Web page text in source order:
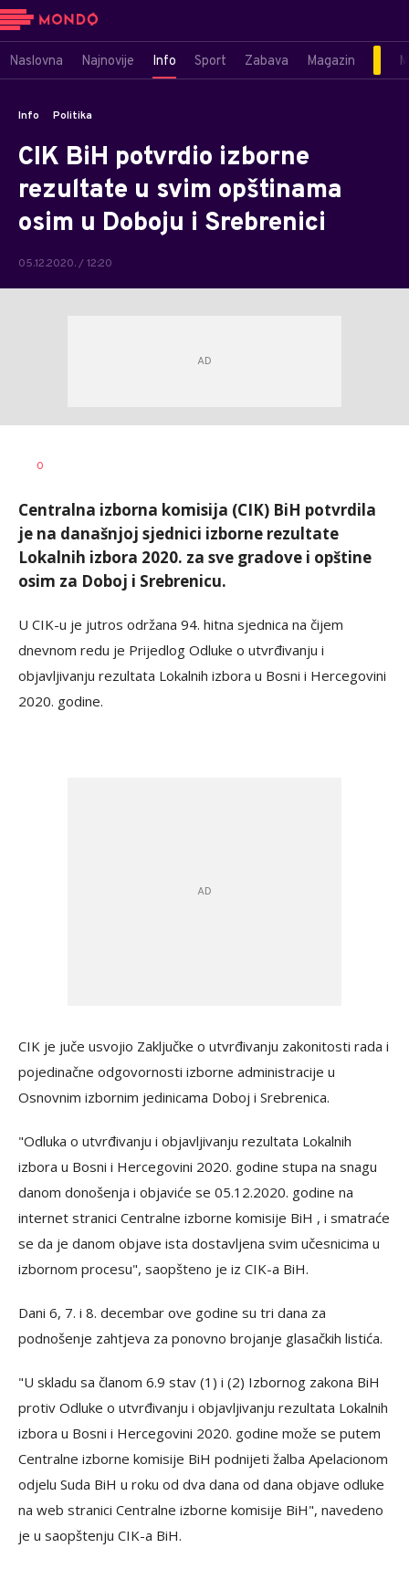
Naslovna Najnovije Info Sport Zabava Magazin
Info Politika
CIK BiH potvrdio izborne
rezultate u svim opštinama
osim u Doboju i Srebrenici
05.12.2020. / 12:20
AUTOR
0
Centralna izborna komisija (CIK) BiH potvrdila
je na današnjoj sjednici izborne rezultate
Lokalnih izbora 2020. za sve gradove i opštine
osim za Doboj i Srebrenicu.
U CIK-u je jutros održana 94. hitna sjednica na čijem
dnevnom redu je Prijedlog Odluke o utvrđivanju i
objavljivanju rezultata Lokalnih izbora u Bosni i Hercegovini
2020. godine.
CIK je juče usvojio Zaključke o utvrđivanju zakonitosti rada i
pojedinačne odgovornosti izborne administracije u
Osnovnim izbornim jedinicama Doboj i Srebrenica.
"Odluka o utvrđivanju i objavlјivanju rezultata Lokalnih
izbora u Bosni i Hercegovini 2020. godine stupa na snagu
danom donošenja i objaviće se 05.12.2020. godine na
internet stranici Centralne izborne komisije BiH , i smatraće
se da je danom objave ista dostavljena svim učesnicima u
izbornom procesu", saopšteno je iz CIK-a BiH.
Dani 6, 7. i 8. decembar ove godine su tri dana za
podnošenje zahtjeva za ponovno brojanje glasačkih listića.
"U skladu sa članom 6.9 stav (1) i (2) Izbornog zakona BiH
protiv Odluke o utvrđivanju i objavlјivanju rezultata Lokalnih
izbora u Bosni i Hercegovini 2020. godine može se putem
Centralne izborne komisije BiH podnijeti žalba Apelacionom
odjelu Suda BiH u roku od dva dana od dana objave odluke
na web stranici Centralne izborne komisije BiH", navedeno
je u saopštenju CIK-a BiH.